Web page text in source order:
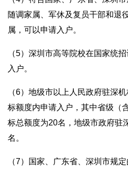
随调家属、军休及复员干部和退
属，可以申请入户。
（5）深圳市高等院校在国家统
入户。
（6）地级市以上人民政府驻深
标额度内申请入户，其中省级（
标总额度为20名，地级市政府驻
名。
（7）国家、广东省、深圳市规定